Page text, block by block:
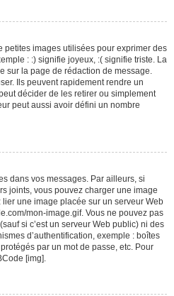
petites images utilisées pour exprimer des
: :) signifie joyeux, :( signifie triste. La
sur la page de rédaction de message.
Ils peuvent rapidement rendre un
décider de les retirer ou simplement
peut aussi avoir défini un nombre
dans vos messages. Par ailleurs, si
joints, vous pouvez charger une image
une image placée sur un serveur Web
mon-image.gif. Vous ne pouvez pas
si c’est un serveur Web public) ni des
d’authentification, exemple : boîtes
par un mot de passe, etc. Pour
[img].